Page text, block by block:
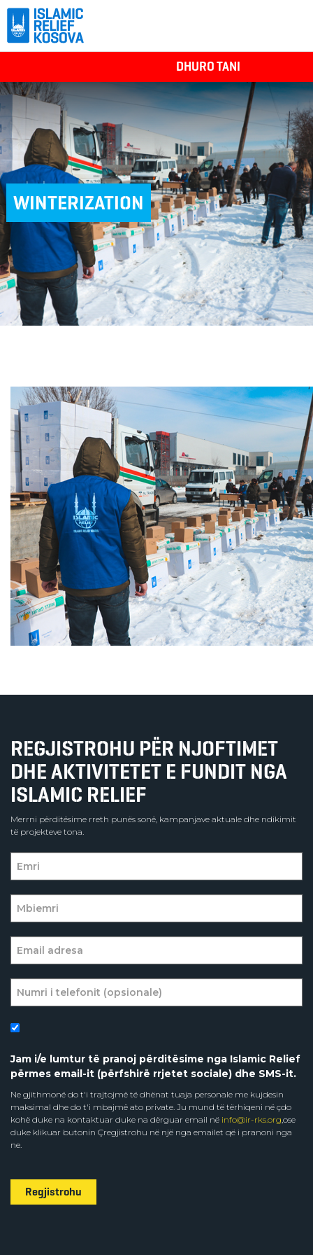
DHURO TANI
WINTERIZATION
REGJISTROHU PËR NJOFTIMET
DHE AKTIVITETET E FUNDIT NGA
ISLAMIC RELIEF
Merrni përditësime rreth punës sonë, kampanjave aktuale dhe ndikimit
të projekteve tona.
Jam i/e lumtur të pranoj përditësime nga Islamic Relief
përmes email-it (përfshirë rrjetet sociale) dhe SMS-it.
Ne gjithmonë do t'i trajtojmë të dhënat tuaja personale me kujdesin
maksimal dhe do t'i mbajmë ato private. Ju mund të tërhiqeni në çdo
kohë duke na kontaktuar duke na dërguar email në info@ir-rks.org,ose
duke klikuar butonin Çregjistrohu në një nga emailet që i pranoni nga
ne.
Regjistrohu